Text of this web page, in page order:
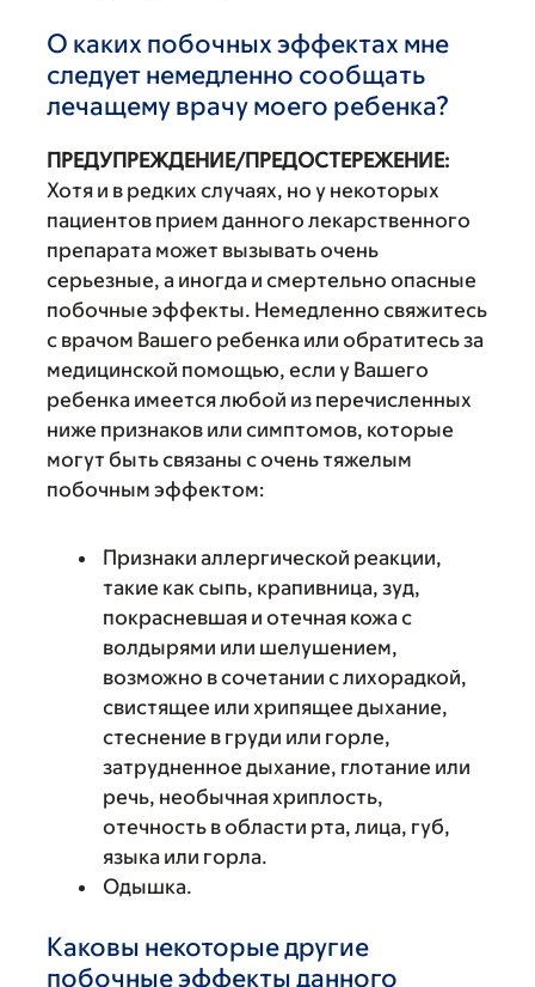
О каких побочных эффектах мне
следует немедленно сообщать
лечащему врачу моего ребенка?
ПРЕДУПРЕЖДЕНИЕ/ПРЕДОСТЕРЕЖЕНИЕ:
Хотя и в редких случаях, но у некоторых
пациентов прием данного лекарственного
препарата может вызывать очень
серьезные, а иногда и смертельно опасные
побочные эффекты. Немедленно свяжитесь
с врачом Вашего ребенка или обратитесь за
медицинской помощью, если у Вашего
ребенка имеется любой из перечисленных
ниже признаков или симптомов, которые
могут быть связаны с очень тяжелым
побочным эффектом:
Признаки аллергической реакции,
такие как сыпь, крапивница, зуд,
покрасневшая и отечная кожа с
волдырями или шелушением,
возможно в сочетании с лихорадкой,
свистящее или хрипящее дыхание,
стеснение в груди или горле,
затрудненное дыхание, глотание или
речь, необычная хриплость,
отечность в области рта, лица, губ,
языка или горла.
Одышка.
Каковы некоторые другие
побочные эффекты данного